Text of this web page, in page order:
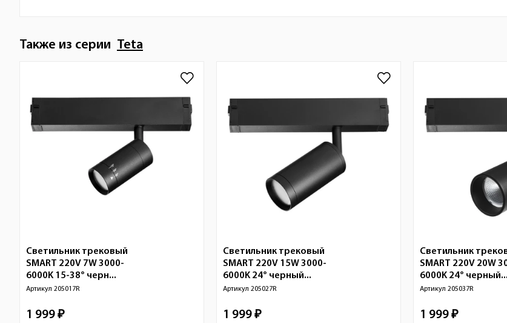
Также из серии Teta
Светильник трековый
SMART 220V 7W 3000-
6000K 15-38° черн...
Артикул 205017R
1 999 ₽
Светильник трековый
SMART 220V 15W 3000-
6000K 24° черный...
Артикул 205027R
1 999 ₽
Светильник
SMART 220V 20W
6000K 24° черный...
Артикул 205037R
1 999 ₽